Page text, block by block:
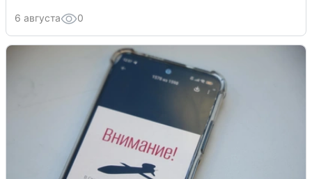
6 августа 0